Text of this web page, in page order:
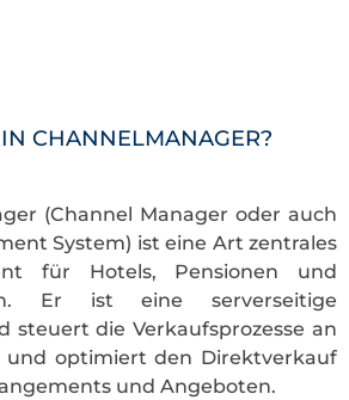
CHANNELMANAGER?
(Channel Manager oder auch
System) ist eine Art zentrales
für Hotels, Pensionen und
Er ist eine serverseitige
steuert die Verkaufsprozesse an
und optimiert den Direktverkauf
und Angeboten.